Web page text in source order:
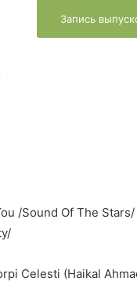
Запись
/Sound Of The Stars/
Celesti (Haikal